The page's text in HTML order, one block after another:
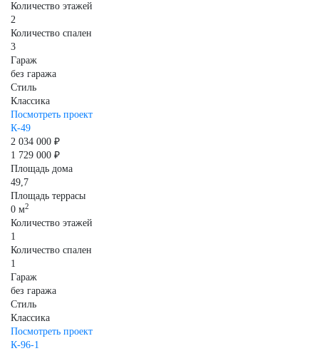
Количество этажей
2
Количество спален
3
Гараж
без гаража
Стиль
Классика
Посмотреть проект
К-49
2 034 000 ₽
1 729 000 ₽
Площадь дома
49,7
Площадь террасы
0 м2
Количество этажей
1
Количество спален
1
Гараж
без гаража
Стиль
Классика
Посмотреть проект
К-96-1